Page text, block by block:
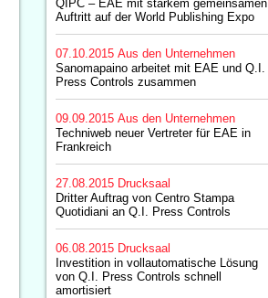
QIPC – EAE mit starkem gemeinsamen
Auftritt auf der World Publishing Expo
07.10.2015 Aus den Unternehmen
Sanomapaino arbeitet mit EAE und Q.I.
Press Controls zusammen
09.09.2015 Aus den Unternehmen
Techniweb neuer Vertreter für EAE in
Frankreich
27.08.2015 Drucksaal
Dritter Auftrag von Centro Stampa
Quotidiani an Q.I. Press Controls
06.08.2015 Drucksaal
Investition in vollautomatische Lösung
von Q.I. Press Controls schnell
amortisiert